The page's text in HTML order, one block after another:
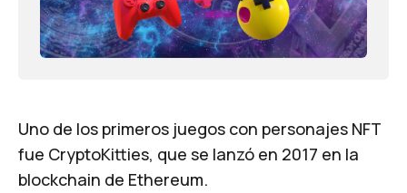
Uno de los primeros juegos con personajes NFT
fue CryptoKitties, que se lanzó en 2017 en la
blockchain de Ethereum.